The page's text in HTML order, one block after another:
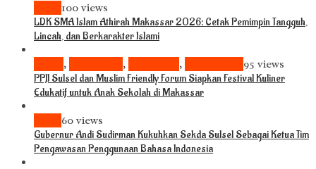
100 views
LDK SMA Islam Athirah Makassar 2026: Cetak Pemimpin Tangguh,
Lincah, dan Berkarakter Islami
, , , 95 views
PPJI Sulsel dan Muslim Friendly Forum Siapkan Festival Kuliner
Edukatif untuk Anak Sekolah di Makassar
60 views
Gubernur Andi Sudirman Kukuhkan Sekda Sulsel Sebagai Ketua Tim
Pengawasan Penggunaan Bahasa Indonesia